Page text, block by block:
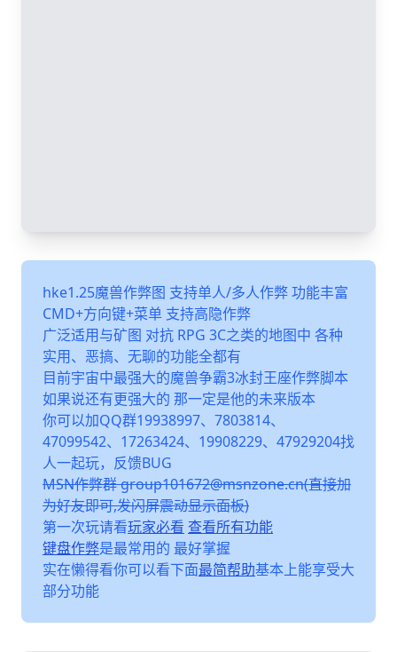
hke1.25魔兽作弊图 支持单人/多人作弊 功能丰富
CMD+方向键+菜单 支持高隐作弊
广泛适用与矿图 对抗 RPG 3C之类的地图中 各种
实用、恶搞、无聊的功能全都有
目前宇宙中最强大的魔兽争霸3冰封王座作弊脚本
如果说还有更强大的 那一定是他的未来版本
你可以加QQ群19938997、7803814、
47099542、17263424、19908229、47929204找
人一起玩，反馈BUG
MSN作弊群 group101672@msnzone.cn(直接加
为好友即可,发闪屏震动显示面板)
第一次玩请看玩家必看 查看所有功能
键盘作弊是最常用的 最好掌握
实在懒得看你可以看下面最简帮助基本上能享受大
部分功能